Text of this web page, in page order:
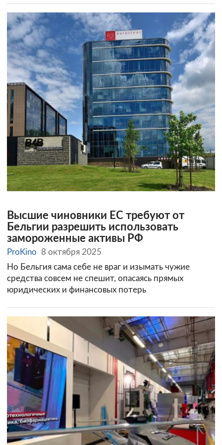
Высшие чиновники ЕС требуют от
Бельгии разрешить использовать
замороженные активы РФ
ProKino
8 октября 2025
Но Бельгия сама себе не враг и изымать чужие
средства совсем не спешит, опасаясь прямых
юридических и финансовых потерь